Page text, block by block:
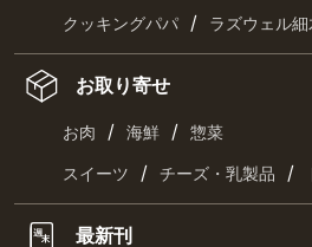
クッキングパパ / ラズウェル細
お取り寄せ
お肉 / 海鮮 / 惣菜
スイーツ / チーズ・乳製品 /
最新刊